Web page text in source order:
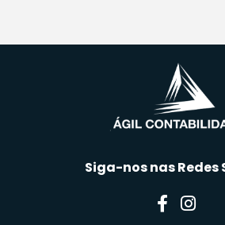
Siga-nos nas Redes